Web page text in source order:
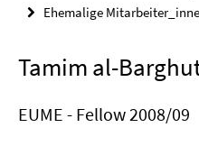
Ehemalige
Tamim al-
EUME - Fellow 2008/09